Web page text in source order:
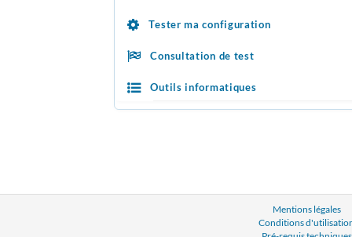
Tester ma configuration
Consultation de test
Outils informatiques
Mentions légales
Conditions